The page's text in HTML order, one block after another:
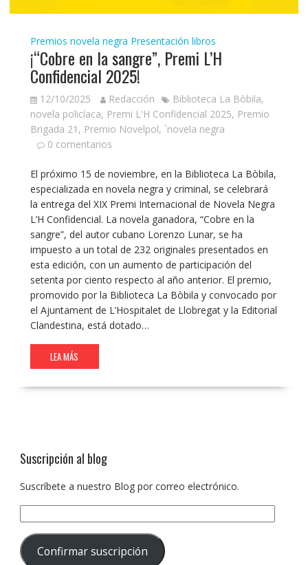
Premios novela negra Presentación libros
¡“Cobre en la sangre”, Premi L’H
Confidencial 2025!
12/10/2025 Redacción Biblioteca La Bòbila,
novela policíaca, Premi L'H Confidencial 2025, Premio
Brigada 21 , Premio Novelpol, `novela negra
0 comentarios
El próximo 15 de noviembre, en la Biblioteca La Bòbila,
especializada en novela negra y criminal, se celebrará
la entrega del XIX Premi Internacional de Novela Negra
L’H Confidencial. La novela ganadora, “Cobre en la
sangre”, del autor cubano Lorenzo Lunar, se ha
impuesto a un total de 232 originales presentados en
esta edición, con un aumento de participación del
setenta por ciento respecto al año anterior. El premio,
promovido por la Biblioteca La Bòbila y convocado por
el Ajuntament de L’Hospitalet de Llobregat y la Editorial
Clandestina, está dotado…
LEA MÁS
Suscripción al blog
Suscríbete a nuestro Blog por correo electrónico.
correo
electrónico:
Confirmar suscripción